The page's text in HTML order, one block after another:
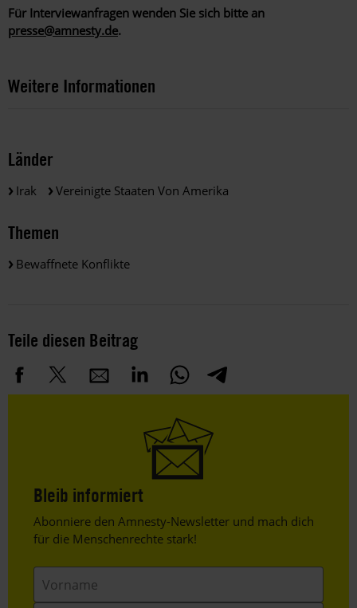
Für Interviewanfragen wenden Sie sich bitte an
presse@amnesty.de.
Weitere Informationen
Länder
Irak Vereinigte Staaten Von Amerika
Themen
Bewaffnete Konflikte
Teile diesen Beitrag
Bleib informiert
Header
Text
Abonniere den Amnesty-Newsletter und mach dich
für die Menschenrechte stark!